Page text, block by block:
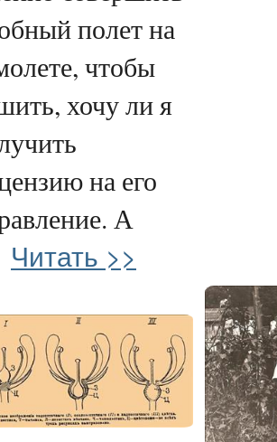
полет на
чтобы
хочу ли я
на его
А
Читать >>